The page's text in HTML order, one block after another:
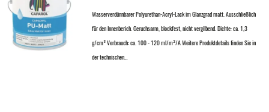
Wasserverdünnbarer Polyurethan-Acryl-Lack im Glanzgrad matt. Ausschließlich
für den Innenberich. Geruchsarm, blockfest, nicht vergilbend. Dichte: ca. 1,3
g/cm³ Verbrauch: ca. 100 - 120 ml/m²/A Weitere Produktdetails finden Sie in
der technischen…